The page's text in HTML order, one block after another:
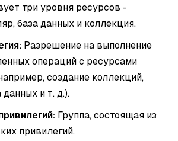
три уровня ресурсов -
база данных и коллекция.
Разрешение на выполнение
операций с ресурсами
создание коллекций,
данных и т. д.).
Группа, состоящая из
привилегий.